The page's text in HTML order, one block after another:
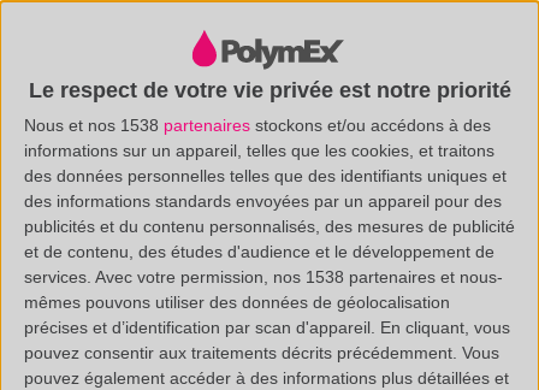
Le respect de votre vie privée est notre priorité
Nous et nos 1538 partenaires stockons et/ou accédons à des
informations sur un appareil, telles que les cookies, et traitons
des données personnelles telles que des identifiants uniques et
des informations standards envoyées par un appareil pour des
publicités et du contenu personnalisés, des mesures de publicité
et de contenu, des études d'audience et le développement de
services. Avec votre permission, nos 1538 partenaires et nous-
mêmes pouvons utiliser des données de géolocalisation
précises et d’identification par scan d'appareil. En cliquant, vous
pouvez consentir aux traitements décrits précédemment. Vous
pouvez également accéder à des informations plus détaillées et
SUR LE BLOG POLYMEX >
Etude Matière - Poudre inconnue